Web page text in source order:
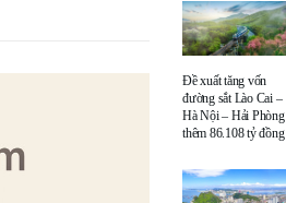
Đề xuất tăng vốn
đường sắt Lào Cai –
Hà Nội – Hải Phòng
thêm 86.108 tỷ đồng